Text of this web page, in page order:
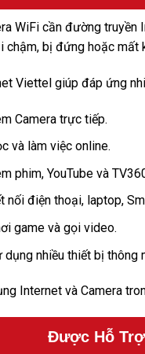
WiFi cần đường truyền
chậm, bị đứng hoặc mất
Viettel giúp đáp ứng
Camera trực tiếp.
và làm việc online.
phim, YouTube và
nối điện thoại, laptop,
game và gọi video.
dụng nhiều thiết bị thông
Internet và Camera
Được Hỗ